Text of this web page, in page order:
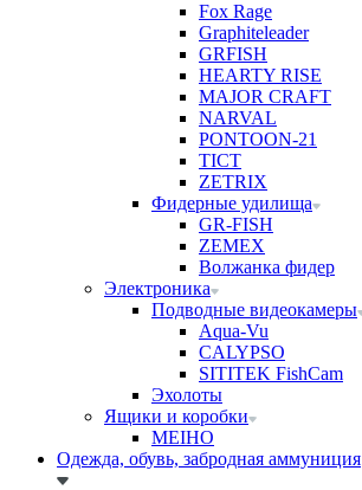
Fox Rage
Graphiteleader
GRFISH
HEARTY RISE
MAJOR CRAFT
NARVAL
PONTOON-21
TICT
ZETRIX
Фидерные удилища
GR-FISH
ZEMEX
Волжанка фидер
Электроника
Подводные видеокамеры
Aqua-Vu
CALYPSO
SITITEK FishCam
Эхолоты
Ящики и коробки
MEIHO
Одежда, обувь, забродная аммуниция